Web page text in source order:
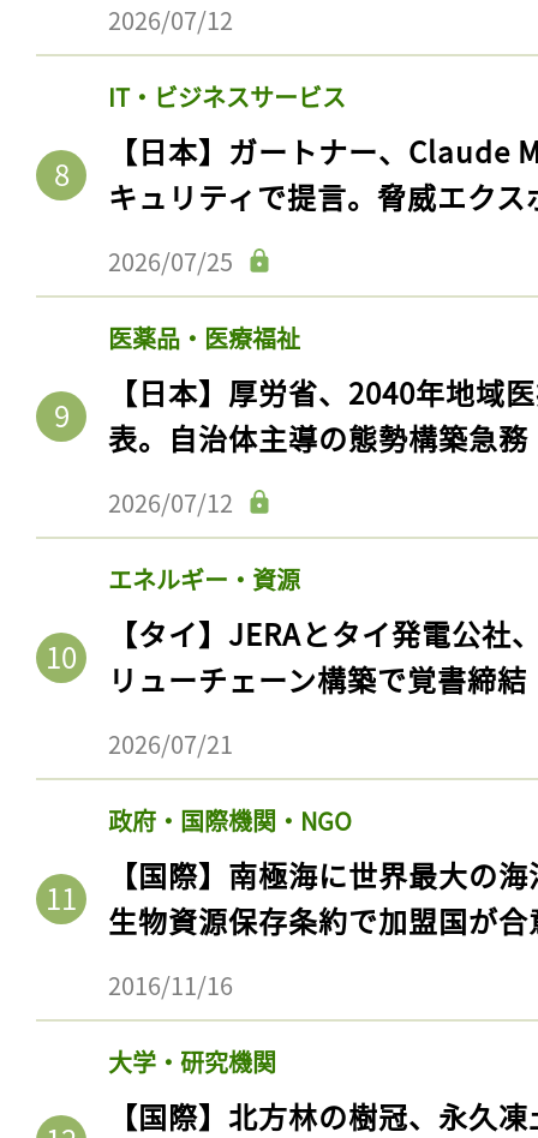
2026/07/12
IT・ビジネスサービス
【日本】ガートナー、Claude
キュリティで提言。脅威エク
2026/07/25
医薬品・医療福祉
【日本】厚労省、2040年地域
表。自治体主導の態勢構築急務
2026/07/12
エネルギー・資源
【タイ】JERAとタイ発電公社
リューチェーン構築で覚書締結
2026/07/21
政府・国際機関・NGO
【国際】南極海に世界最大の
生物資源保存条約で加盟国が合
2016/11/16
大学・研究機関
【国際】北方林の樹冠、永久
記事をお気に入りに
ログインが必
会員登録